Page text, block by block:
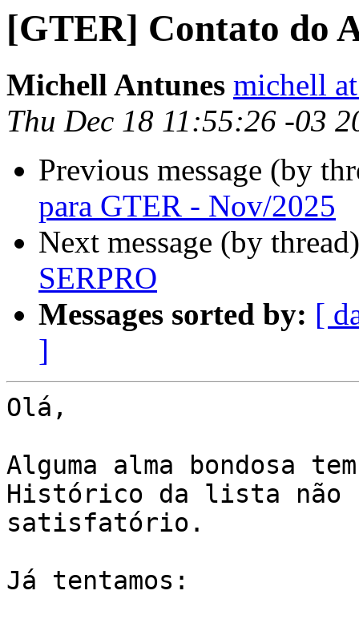
[GTER] Contato do
Michell Antunes michell
Thu Dec 18 11:55:26 -03
Previous message (by
para GTER - Nov/2025
Next message (by
SERPRO
Messages sorted by: [
]
Olá,
Alguma alma bondosa
Histórico da lista não
satisfatório.
Já tentamos: